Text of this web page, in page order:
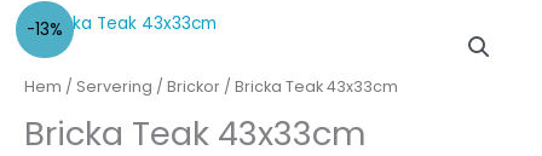
-13%
Hem / Servering / Brickor / Bricka Teak 43x33cm
Bricka Teak 43x33cm
Det
ursprungliga
priset
nuvarande
priset
Bricka
Teak
43x33cm